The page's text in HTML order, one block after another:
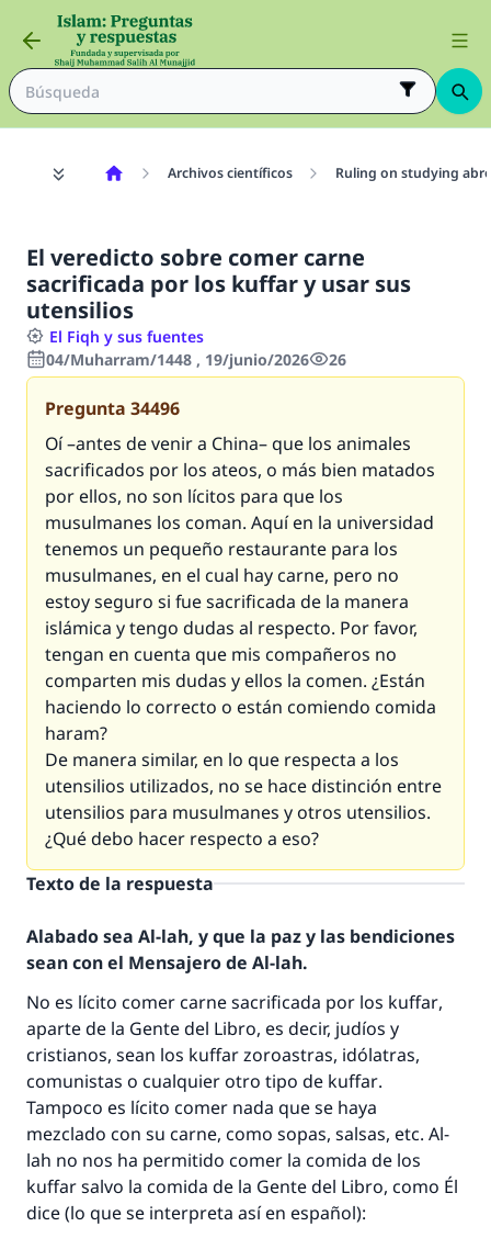
Archivos científicos Ruling on studying
El veredicto sobre comer carne
sacrificada por los kuffar y usar sus
utensilios
El Fiqh y sus fuentes
04/Muharram/1448 , 19/junio/2026
26
Pregunta 34496
Oí –antes de venir a China– que los animales
sacrificados por los ateos, o más bien matados
por ellos, no son lícitos para que los
musulmanes los coman. Aquí en la universidad
tenemos un pequeño restaurante para los
musulmanes, en el cual hay carne, pero no
estoy seguro si fue sacrificada de la manera
islámica y tengo dudas al respecto. Por favor,
tengan en cuenta que mis compañeros no
comparten mis dudas y ellos la comen. ¿Están
haciendo lo correcto o están comiendo comida
haram?
De manera similar, en lo que respecta a los
utensilios utilizados, no se hace distinción entre
utensilios para musulmanes y otros utensilios.
¿Qué debo hacer respecto a eso?
Texto de la respuesta
Alabado sea Al-lah, y que la paz y las bendiciones
sean con el Mensajero de Al-lah.
No es lícito comer carne sacrificada por los kuffar,
aparte de la Gente del Libro, es decir, judíos y
cristianos, sean los kuffarzoroastras, idólatras,
comunistas o cualquier otro tipo de kuffar.
Tampoco es lícito comer nada que se haya
mezclado con su carne, como sopas, salsas, etc. Al-
lah no nos ha permitido comer la comida de los
kuffarsalvo la comida de la Gente del Libro, como Él
dice (lo que se interpreta así en español):